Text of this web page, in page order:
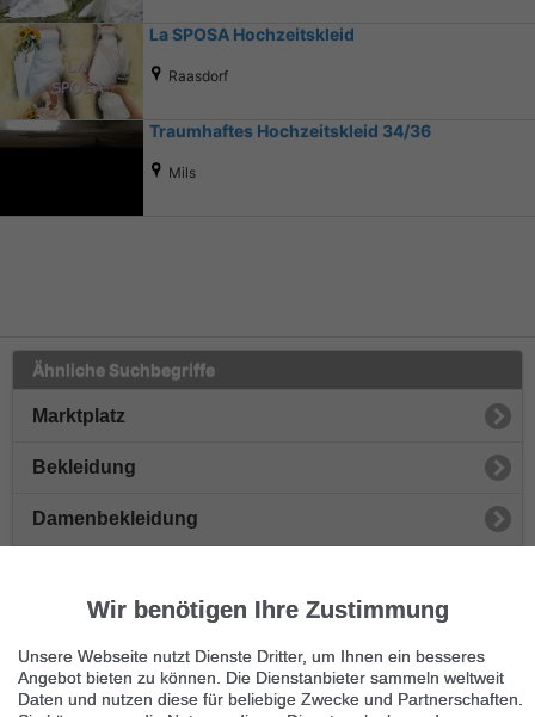
La SPOSA Hochzeitskleid
Raasdorf
Traumhaftes Hochzeitskleid 34/36
Mils
Ähnliche Suchbegriffe
Marktplatz
Bekleidung
Damenbekleidung
Damenschuhe
Herrenschuhe
Wir benötigen Ihre Zustimmung
Unsere Webseite nutzt Dienste Dritter, um Ihnen ein besseres
Angebot bieten zu können. Die Dienstanbieter sammeln weltweit
Daten und nutzen diese für beliebige Zwecke und Partnerschaften.